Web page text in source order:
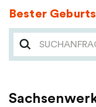
Bester